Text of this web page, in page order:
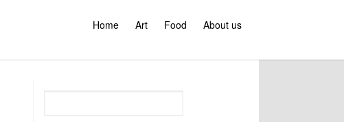
Home Art Food About us